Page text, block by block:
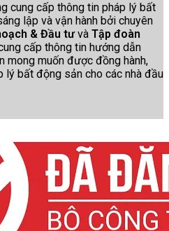
cung cấp thông tin pháp lý bất
lập và vận hành bởi chuyên
& Đầu tưvà Tập đoàn
cấp thông tin hướng dẫn
mong muốn được đồng hành,
lý bất động sản cho các nhà đầu